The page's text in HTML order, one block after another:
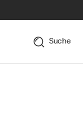
Suche